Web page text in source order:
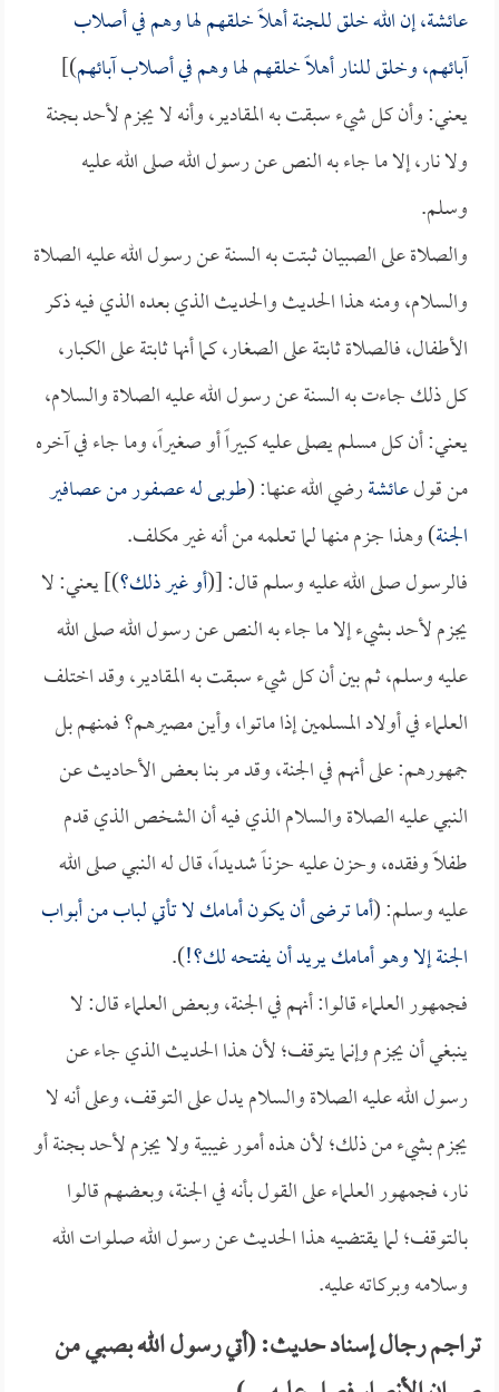
عائشة، إن الله خلق للجنة أهلاً خلقهم لها وهم في أصلاب
آبائهم، وخلق للنار أهلاً خلقهم لها وهم في أصلاب آبائهم)]
يعني: وأن كل شيء سبقت به المقادير، وأنه لا يجزم لأحد بجنة
ولا نار، إلا ما جاء به النص عن رسول الله صلى الله عليه
وسلم.
والصلاة على الصبيان ثبتت به السنة عن رسول الله عليه الصلاة
والسلام، ومنه هذا الحديث والحديث الذي بعده الذي فيه ذكر
الأطفال، فالصلاة ثابتة على الصغار، كما أنها ثابتة على الكبار،
كل ذلك جاءت به السنة عن رسول الله عليه الصلاة والسلام،
يعني: أن كل مسلم يصلى عليه كبيراً أو صغيراً، وما جاء في آخره
من قولعائشةرضي الله عنها: (طوبى له عصفور من عصافير
الجنة) وهذا جزم منها لما تعلمه من أنه غير مكلف.
فالرسول صلى الله عليه وسلم قال: [(أو غير ذلك؟)] يعني: لا
يجزم لأحد بشيء إلا ما جاء به النص عن رسول الله صلى الله
عليه وسلم، ثم بين أن كل شيء سبقت به المقادير، وقد اختلف
العلماء في أولاد المسلمين إذا ماتوا، وأين مصيرهم؟ فمنهم بل
جمهورهم: على أنهم في الجنة، وقد مر بنا بعض الأحاديث عن
النبي عليه الصلاة والسلام الذي فيه أن الشخص الذي قدم
طفلاً وفقده، وحزن عليه حزناً شديداً، قال له النبي صلى الله
عليه وسلم: (أما ترضى أن يكون أمامك لا تأتي لباب من أبواب
الجنة إلا وهو أمامك يريد أن يفتحه لك؟!).
فجمهور العلماء قالوا: أنهم في الجنة، وبعض العلماء قال: لا
ينبغي أن يجزم وإنما يتوقف؛ لأن هذا الحديث الذي جاء عن
رسول الله عليه الصلاة والسلام يدل على التوقف، وعلى أنه لا
يجزم بشيء من ذلك؛ لأن هذه أمور غيبية ولا يجزم لأحد بجنة أو
نار، فجمهور العلماء على القول بأنه في الجنة، وبعضهم قالوا
بالتوقف؛ لما يقتضيه هذا الحديث عن رسول الله صلوات الله
وسلامه وبركاته عليه.
تراجم رجال إسناد حديث: (أتي رسول الله بصبي من